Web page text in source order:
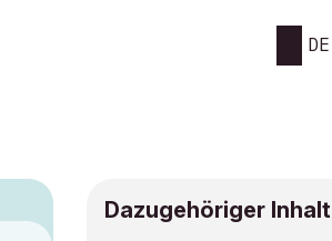
DE
Dazugehöriger Inhalt